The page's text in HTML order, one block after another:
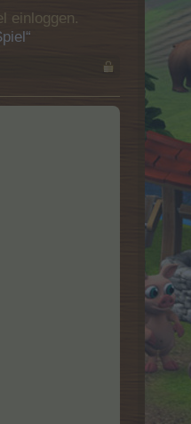
einloggen.